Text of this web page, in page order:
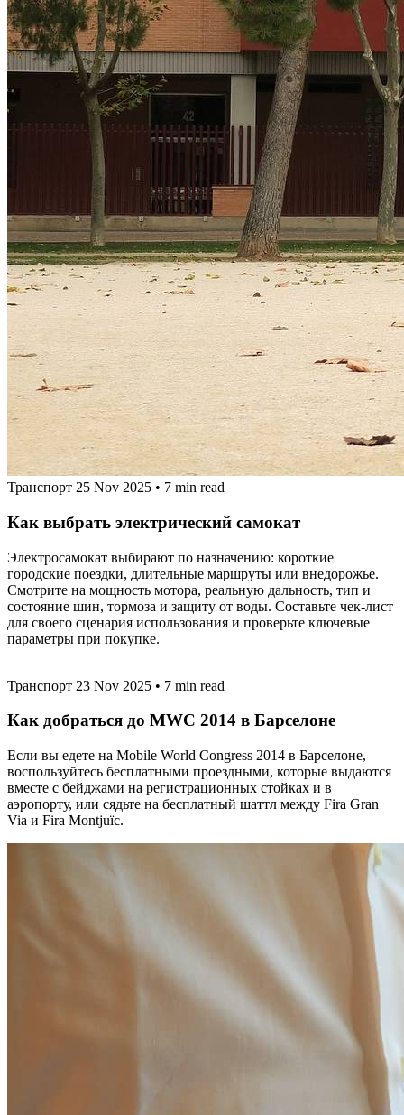
Транспорт 25 Nov 2025 • 7 min read
Как выбрать электрический самокат
Электросамокат выбирают по назначению: короткие
городские поездки, длительные маршруты или внедорожье.
Смотрите на мощность мотора, реальную дальность, тип и
состояние шин, тормоза и защиту от воды. Составьте чек‑лист
для своего сценария использования и проверьте ключевые
параметры при покупке.
Транспорт 23 Nov 2025 • 7 min read
Как добраться до MWC 2014 в Барселоне
Если вы едете на Mobile World Congress 2014 в Барселоне,
воспользуйтесь бесплатными проездными, которые выдаются
вместе с бейджами на регистрационных стойках и в
аэропорту, или сядьте на бесплатный шаттл между Fira Gran
Via и Fira Montjuïc.